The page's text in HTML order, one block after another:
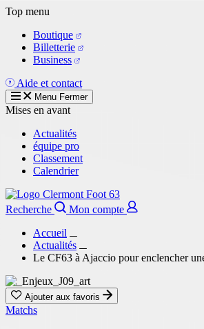
Aller
contenu
principal
Top menu
Boutique
Billetterie
Business
Aide et contact
Menu Fermer
Mises en avant
Actualités
équipe pro
Classement
Calendrier
Recherche
Mon compte
Accueil
Actualités
Le CF63 à Ajaccio pour enclencher
Ajouter aux favoris
Matchs